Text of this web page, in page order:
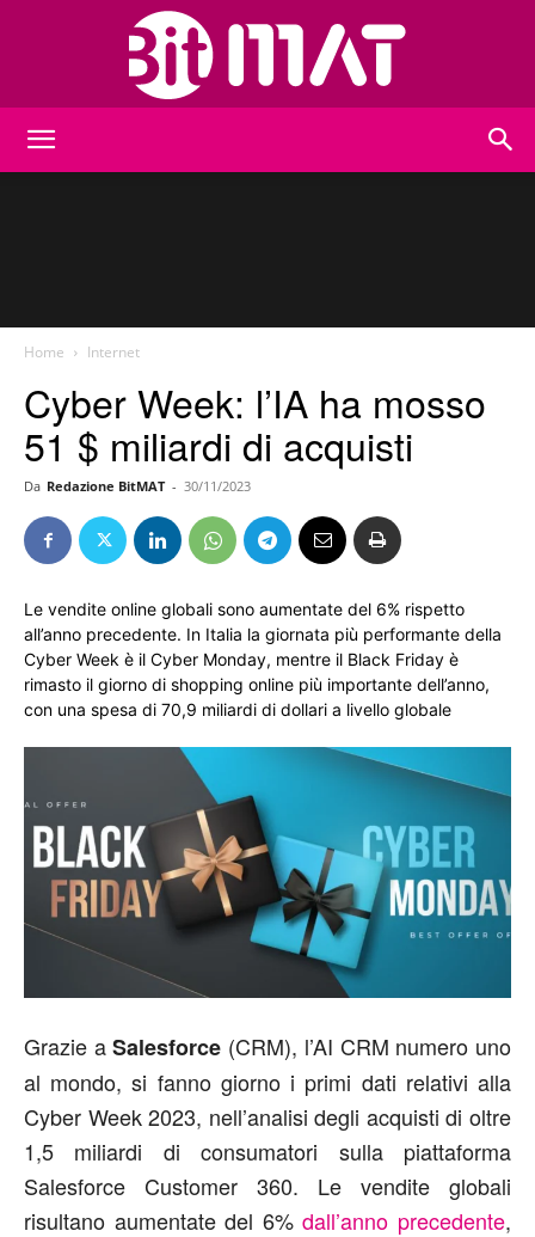
Home Internet
Cyber Week: l’IA ha mosso
51 $ miliardi di acquisti
Da Redazione BitMAT - 30/11/2023
Le vendite online globali sono aumentate del 6% rispetto
all’anno precedente. In Italia la giornata più performante della
Cyber Week è il Cyber Monday, mentre il Black Friday è
rimasto il giorno di shopping online più importante dell’anno,
con una spesa di 70,9 miliardi di dollari a livello globale
Grazie aSalesforce (CRM), l’AI CRM numero uno
al mondo, si fanno giorno i primi dati relativi alla
Cyber Week 2023, nell’analisi degli acquisti di oltre
1,5 miliardi di consumatori sulla piattaforma
Salesforce Customer 360. Le vendite globali
risultano aumentate del 6%dall’anno precedente,